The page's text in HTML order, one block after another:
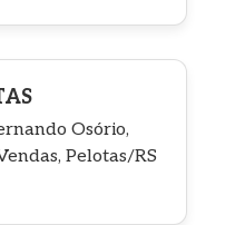
Osório,
Pelotas/RS